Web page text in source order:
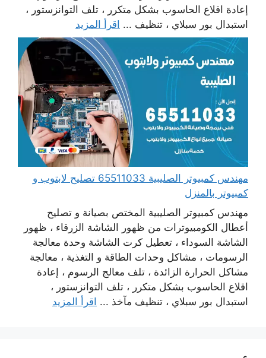
إعادة اقلاع الحاسوب بشكل متكرر ، تلف التوانزستور ،
استبدال بور سبلاي ، تنظيف ... اقرأ المزيد
مهندس كمبيوتر الصليبية 65511033 تصليح لابتوب و
كمبيوتر بالمنزل
مهندس كمبيوتر الصليبية المختص بصيانة و تصليح
أعطال الكومبيوترات من ظهور الشاشة الزرقاء ، ظهور
الشاشة السوداء ، تعطيل كرت الشاشة وحدة معالجة
الرسومات ، مشاكل وحدات الطاقة و التغذية ، معالجة
مشاكل الحرارة الزائدة ، تلف معالج الرسوم ، إعادة
اقلاع الحاسوب بشكل متكرر ، تلف التوانزستور ،
استبدال بور سبلاي ، تنظيف مآخذ ... اقرأ المزيد